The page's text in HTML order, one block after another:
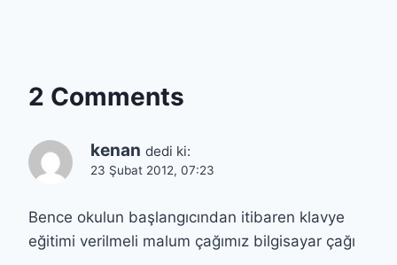
2 Comments
kenan dedi ki:
23 Şubat 2012, 07:23
Bence okulun başlangıcından itibaren klavye
eğitimi verilmeli malum çağımız bilgisayar çağı